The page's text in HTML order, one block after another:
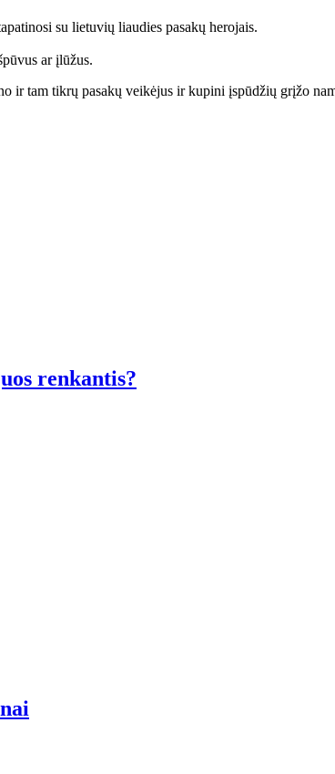
su lietuvių liaudies pasakų herojais.
ar įlūžus.
ir tam tikrų pasakų veikėjus ir kupini įspūdžių grįžo
renkantis?